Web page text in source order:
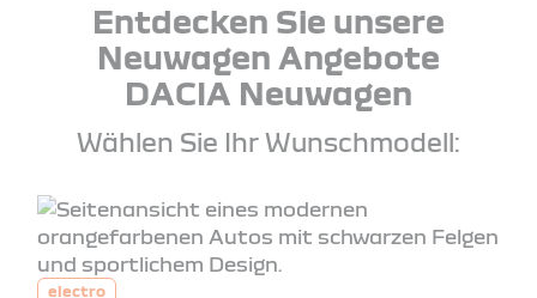
Entdecken Sie unsere
Neuwagen Angebote
DACIA Neuwagen
Wählen Sie Ihr Wunschmodell:
electro